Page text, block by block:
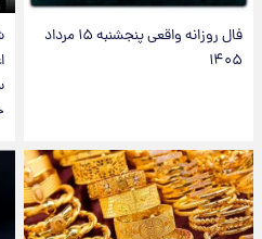
فال روزانه واقعی پنجشنبه ۱۵ مرداد
۱۴۰۵